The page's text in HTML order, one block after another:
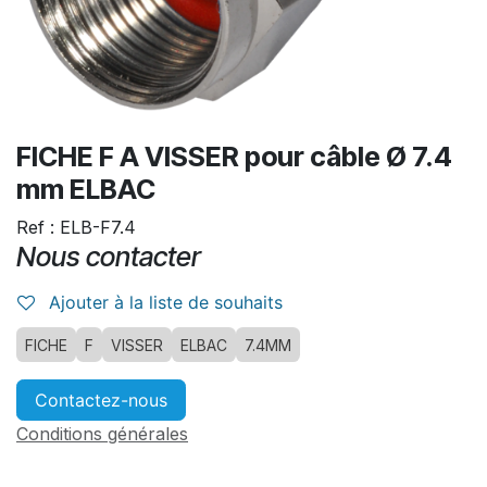
FICHE F A VISSER pour câble Ø 7.4
mm ELBAC
Ref : ELB-F7.4
Nous contacter
Ajouter à la liste de souhaits
FICHE F VISSER ELBAC 7.4MM
Contactez-nous
Conditions générales